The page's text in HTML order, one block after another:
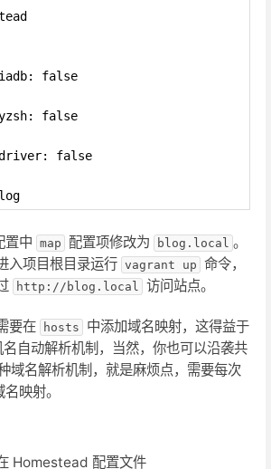
false
false
false
置中 map 配置项修改为 blog.local 。
入项目根目录运行 vagrant up 命令，
http://blog.local 访问站点。
要在 hosts
中添加域名映射，这得益于
自动解析机制，当然，你也可以沿袭共
域名解析机制，就是麻烦点，需要每次
映射。
Homestead 配置文件